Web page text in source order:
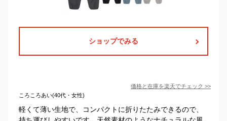
ショップでみる
価格と在庫を楽天でチェック >>
ころころあい(40代・女性)
軽くて薄い生地で、コンパクトに折りたたみできるので、